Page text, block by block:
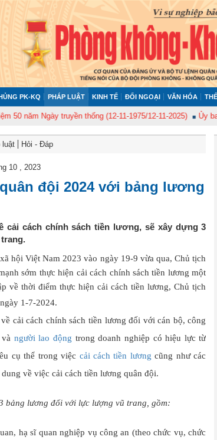
PK-KQ PHÁP LUẬT KINH TẾ ĐỐI NGOẠI VĂN HÓA
Ngày truyền thống (12-11-1975/12-11-2025) Ủy ban
luật Hỏi - Đáp
10 , 2023
đội 2024 với bảng lương
cải cách chính sách tiền lương, sẽ xây dựng 3
hội Việt Nam 2023 vào ngày 19-9 vừa qua, Chủ tịch
sớm thực hiện cải cách chính sách tiền lương một
về thời điểm thực hiện cải cách tiền lương, Chủ tịch
1-7-2024.
cải cách chính sách tiền lương đối với cán bộ, công
người lao động trong doanh nghiệp có hiệu lực từ
cụ thể trong việc cải cách tiền lương cũng như các
về việc cải cách tiền lương quân đội.
bảng lương đối với lực lượng vũ trang, gồm:
hạ sĩ quan nghiệp vụ công an (theo chức vụ, chức